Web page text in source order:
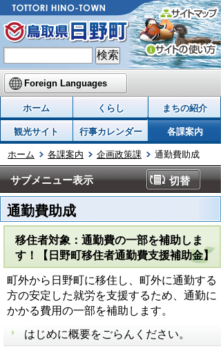
Foreign Languages
ホーム くらし まちの紹介
観光サイト 行事カレンダー 各課案内
ホーム 各課案内 企画政策課 通勤費助成
サブメニュー表示 切替
通勤費助成
移住者対象：通勤費の一部を補助しま
す！【日野町移住者通勤費支援補助金】
町外から日野町に移住し、町外に通勤する
方の安定した就労を支援するため、通勤に
かかる費用の一部を補助します。
はじめに概要をごらんください。